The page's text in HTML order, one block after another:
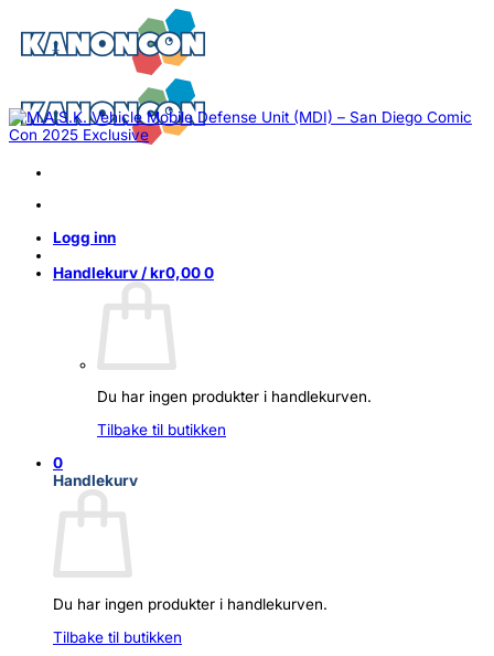
content
Logg inn
Handlekurv /kr0,000
Du har ingen produkter i handlekurven.
Tilbake til butikken
0
Handlekurv
Du har ingen produkter i handlekurven.
Tilbake til butikken